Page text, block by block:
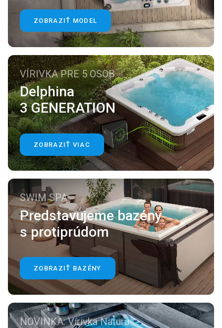
ZOBRAZIŤ MODEL
VÍRIVKA PRE 5 OSOB
Delphina
3 GENERATION
ZOBRAZIŤ VIAC
SWIM SPA:
Predstavujeme bazény
s protiprúdom
ZOBRAZIŤ BAZÉNY
NOVINKA: Vírivka Natura